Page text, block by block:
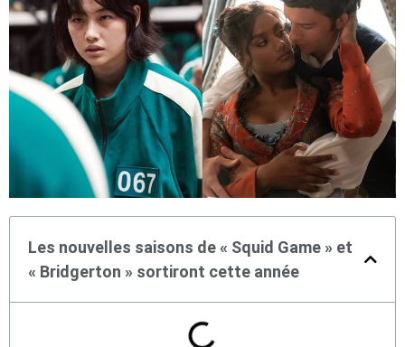
Les nouvelles saisons de « Squid Game » et
« Bridgerton » sortiront cette année